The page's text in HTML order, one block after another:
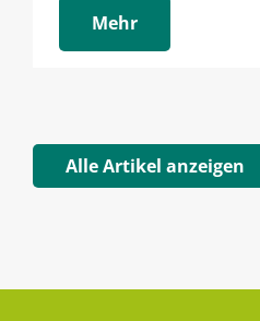
Mehr
Alle Artikel anzeigen